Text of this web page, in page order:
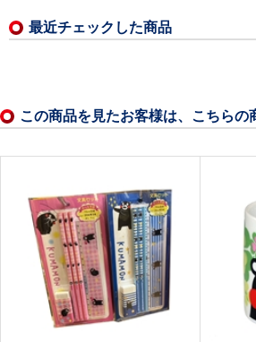
最近チェックした商品
この商品を見たお客様は、こちらの